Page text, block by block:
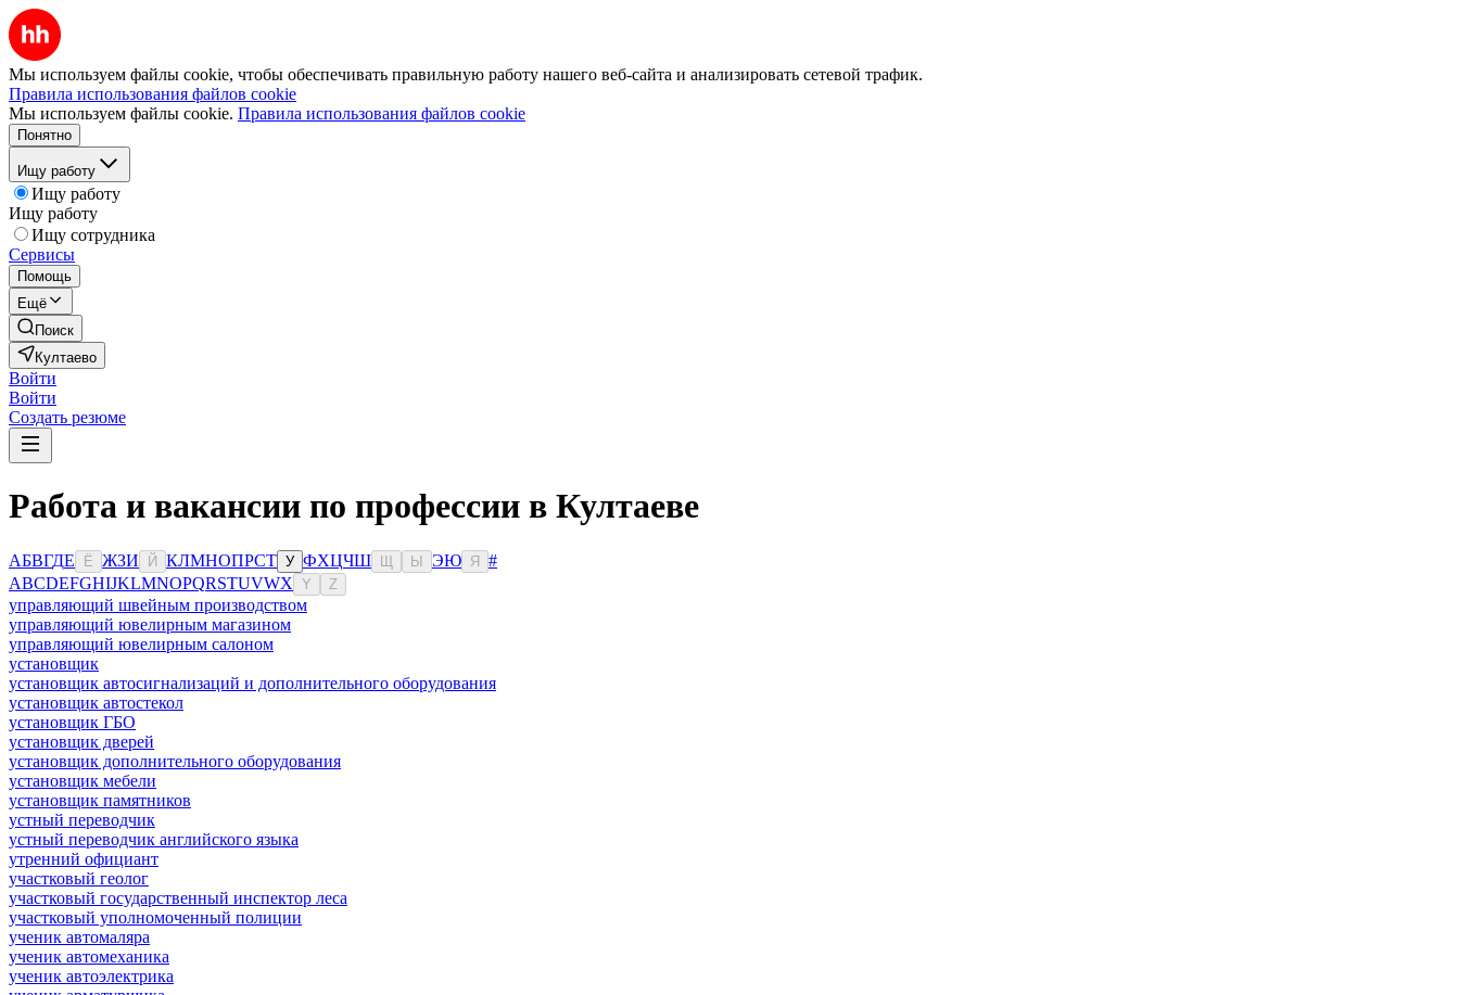
Мы используем файлы cookie, чтобы обеспечивать правильную работу нашего веб-сайта и анализировать сетевой трафик.
Правила использования файлов cookie
Мы используем файлы cookie. Правила использования файлов cookie
Понятно
Ищу работу
Ищу работу
Ищу работу
Ищу сотрудника
Сервисы
Помощь
Ещё
Поиск
Култаево
Войти
Войти
Создать резюме
Работа и вакансии по профессии в Култаеве
АБВГДЕ Ё ЖЗИ Й КЛМНОПРСТ У ФХЦЧШ Ы ЭЮ Я
#
ABCDEFGHIJKLMNOPQRSTUVWX Y Z
управляющий швейным производством
управляющий ювелирным магазином
управляющий ювелирным салоном
установщик
установщик автосигнализаций и дополнительного оборудования
установщик автостекол
установщик ГБО
установщик дверей
установщик дополнительного оборудования
установщик мебели
установщик памятников
устный переводчик
устный переводчик английского языка
утренний официант
участковый геолог
участковый государственный инспектор леса
участковый уполномоченный полиции
ученик автомаляра
ученик автомеханика
ученик автоэлектрика